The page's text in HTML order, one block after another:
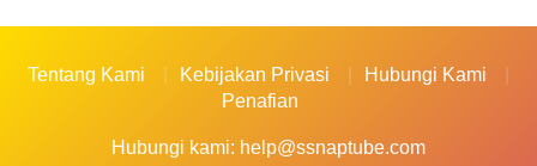
Tentang Kami Kebijakan Privasi
Hubungi Kami
Penafian
Hubungi kami: help@ssnaptube.com